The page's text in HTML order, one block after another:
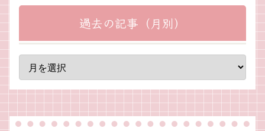
過去の記事（月別）